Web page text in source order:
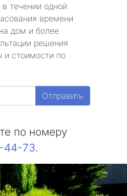
течении одной
времени
дом и более
решения
стоимости по
Отправить
по номеру
44-73.